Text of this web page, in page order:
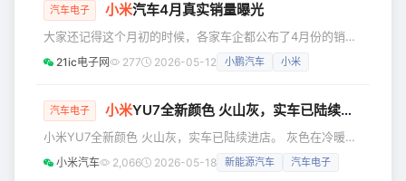
世界，共创美好未来"的愿景转化为实际行动，彰显了中国及
线连接产业发展注入新动能。 作为蓝牙技术联盟（SIG）联盟
会员（
汽车电子 小米汽车4月真实销量曝光
大家还记得这个月初的时候，各家车企都公布了4月份的销量
数据，小米汽车当时公布的数据的说法是“小米汽车4月交付量
遍预估的都是3.4万、3.5万辆这样子。 没想到啊，目前真实
布的3万辆这个基准数据的差距可以说非常大！今天，根据汽
车行业博主透
21ic电子网 277 2026-05-12 小鹏汽车 小米
汽车电子 小米YU7全新颜色 火山灰，实车已陆续进店
小米YU7全新颜色 火山灰，实车已陆续进店。 灰色在冷暖光
影间细腻变化，朦胧而富有层次，低调却经得起反复品味。欢
迎大家到店近距离品鉴，详细门店地址大家可以看看～ 同
小米汽车 2,066 2026-05-18 新能源汽车 汽车电子